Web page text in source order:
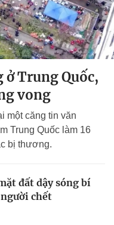
Trung Quốc,
vong
một căng tin văn
Trung Quốc làm 16
bị thương.
đất dậy sóng bí
chết